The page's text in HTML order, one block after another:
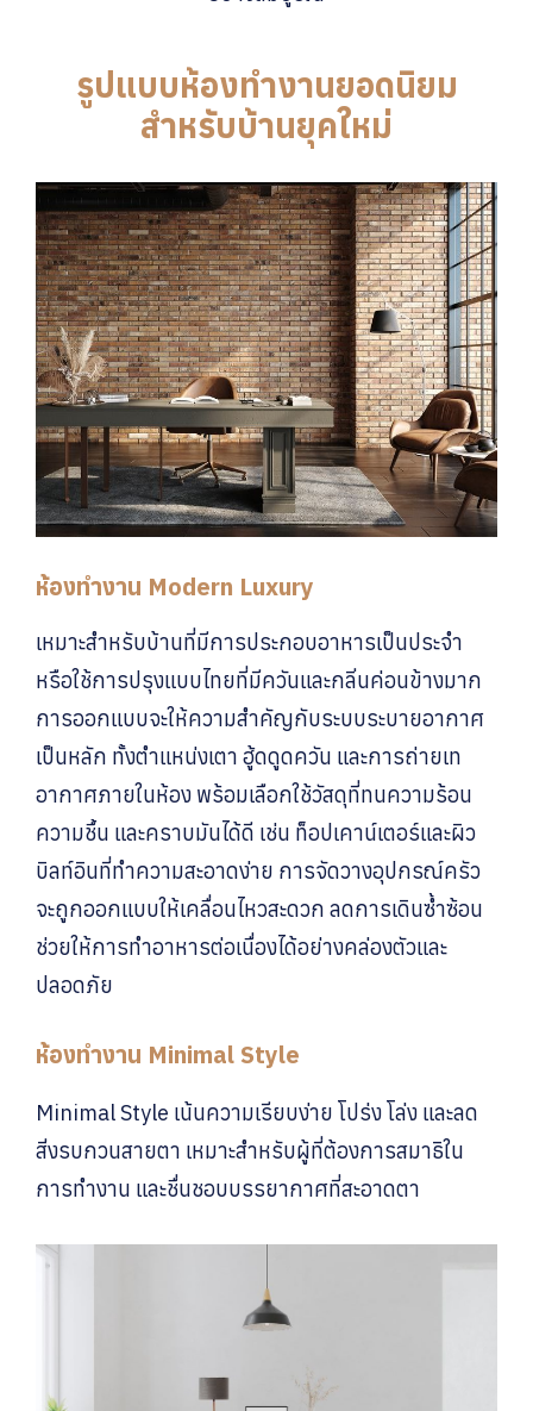
รูปแบบห้องทำงานยอดนิยม
สำหรับบ้านยุคใหม่
ห้องทำงาน Modern Luxury
เหมาะสำหรับบ้านที่มีการประกอบอาหารเป็นประจำ
หรือใช้การปรุงแบบไทยที่มีควันและกลิ่นค่อนข้างมาก
การออกแบบจะให้ความสำคัญกับระบบระบายอากาศ
เป็นหลัก ทั้งตำแหน่งเตา ฮู้ดดูดควัน และการถ่ายเท
อากาศภายในห้อง พร้อมเลือกใช้วัสดุที่ทนความร้อน
ความชื้น และคราบมันได้ดี เช่น ท็อปเคาน์เตอร์และผิว
บิลท์อินที่ทำความสะอาดง่าย การจัดวางอุปกรณ์ครัว
จะถูกออกแบบให้เคลื่อนไหวสะดวก ลดการเดินซ้ำซ้อน
ช่วยให้การทำอาหารต่อเนื่องได้อย่างคล่องตัวและ
ปลอดภัย
ห้องทำงาน Minimal Style
Minimal Style เน้นความเรียบง่าย โปร่ง โล่ง และลด
สิ่งรบกวนสายตา เหมาะสำหรับผู้ที่ต้องการสมาธิใน
การทำงาน และชื่นชอบบรรยากาศที่สะอาดตา